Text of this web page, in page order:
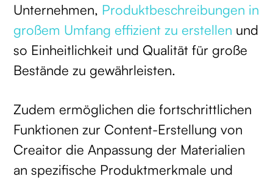
Unternehmen, Produktbeschreibungen in
großem Umfang effizient zu erstellen und
so Einheitlichkeit und Qualität für große
Bestände zu gewährleisten.
Zudem ermöglichen die fortschrittlichen
Funktionen zur Content-Erstellung von
Creaitor die Anpassung der Materialien
an spezifische Produktmerkmale und